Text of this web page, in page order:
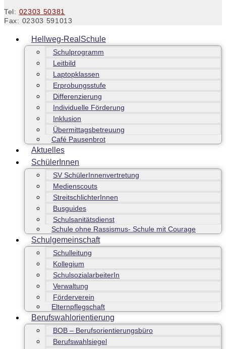
Tel: 02303 50381
Fax: 02303 591013
Hellweg-RealSchule
Schulprogramm
Leitbild
Laptopklassen
Erprobungsstufe
Differenzierung
Individuelle Förderung
Inklusion
Übermittagsbetreuung
Café Pausenbrot
Aktuelles
SchülerInnen
SV SchülerInnenvertretung
Medienscouts
StreitschlichterInnen
Busguides
Schulsanitätsdienst
Schule ohne Rassismus- Schule mit Courage
Schulgemeinschaft
Schulleitung
Kollegium
SchulsozialarbeiterIn
Verwaltung
Förderverein
Elternpflegschaft
Berufswahlorientierung
BOB – Berufsorientierungsbüro
Berufswahlsiegel